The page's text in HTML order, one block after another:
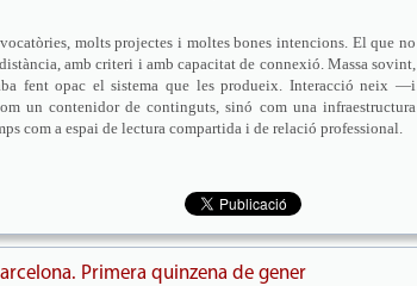
molts projectes i moltes bones intencions. El que no
amb criteri i amb capacitat de connexió. Massa sovint,
fent opac el sistema que les produeix. Interacció neix —i
un contenidor de continguts, sinó com una infraestructura
com a espai de lectura compartida i de relació professional.
Primera quinzena de gener